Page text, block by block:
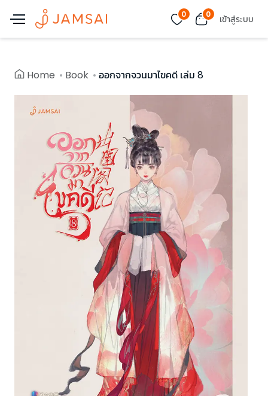
0 0 เข้าสู่ระบบ
Home Book ออกจากจวนมาไขคดี เล่ม 8